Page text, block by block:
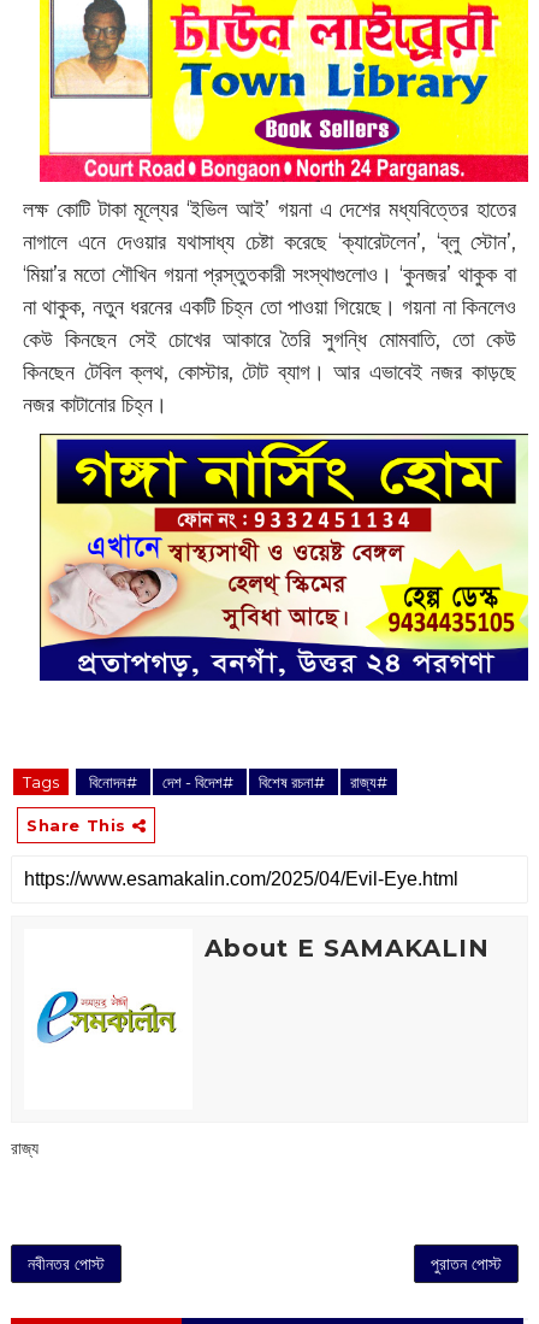
লক্ষ কোটি টাকা মূল্যের ‘ইভিল আই’ গয়না এ দেশের মধ্যবিত্তের হাতের
নাগালে এনে দেওয়ার যথাসাধ্য চেষ্টা করেছে ‘ক্যারেটলেন’, ‘ব্লু স্টোন’,
‘মিয়া’র মতো শৌখিন গয়না প্রস্তুতকারী সংস্থাগুলোও। ‘কুনজর’ থাকুক বা
না থাকুক, নতুন ধরনের একটি চিহ্ন তো পাওয়া গিয়েছে। গয়না না কিনলেও
কেউ কিনছেন সেই চোখের আকারে তৈরি সুগন্ধি মোমবাতি, তো কেউ
কিনছেন টেবিল ক্লথ, কোস্টার, টোট ব্যাগ। আর এভাবেই নজর কাড়ছে
নজর কাটানোর চিহ্ন।‌
Tags ‌ বিনোদন# দেশ - বিদেশ# বিশেষ রচনা# ‌রাজ্য#
Share This
About E SAMAKALIN
‌রাজ্য
নবীনতর পোস্ট পুরাতন পোস্ট